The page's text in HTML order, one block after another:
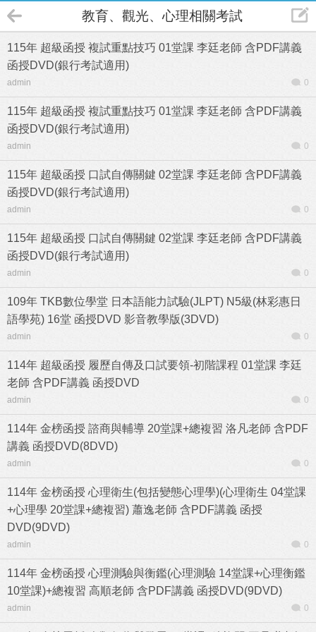
教育、觀光、心理相關考試(New)
115年 超級函授 複試重點技巧 01堂課 李廷老師 含PDF講義
函授DVD(銀行考試適用)
admin 0
115年 超級函授 複試重點技巧 01堂課 李廷老師 含PDF講義
函授DVD(銀行考試適用)
admin 0
115年 超級函授 口試自傳關鍵 02堂課 李廷老師 含PDF講義
函授DVD(銀行考試適用)
admin 0
115年 超級函授 口試自傳關鍵 02堂課 李廷老師 含PDF講義
函授DVD(銀行考試適用)
admin 0
109年 TKB數位學堂 日本語能力試驗(JLPT) N5級(林彩惠日
語學苑) 16堂 函授DVD 影音教學版(3DVD)
admin 0
114年 超級函授 履歷自傳及口試要領-初階課程 01堂課 李廷
老師 含PDF講義 函授DVD
admin 0
114年 金榜函授 諮商與輔導 20堂課+總複習 洛凡老師 含PDF
講義 函授DVD(8DVD)
admin 0
114年 金榜函授 心理衛生(包括變態心理學)(心理衛生 04堂課
+心理學 20堂課+總複習) 蕭逸老師 含PDF講義 函授
DVD(9DVD)
admin 0
114年 金榜函授 心理測驗與衡鑑(心理測驗 14堂課+心理衡鑑
10堂課)+總複習 高順老師 含PDF講義 函授DVD(9DVD)
admin 0